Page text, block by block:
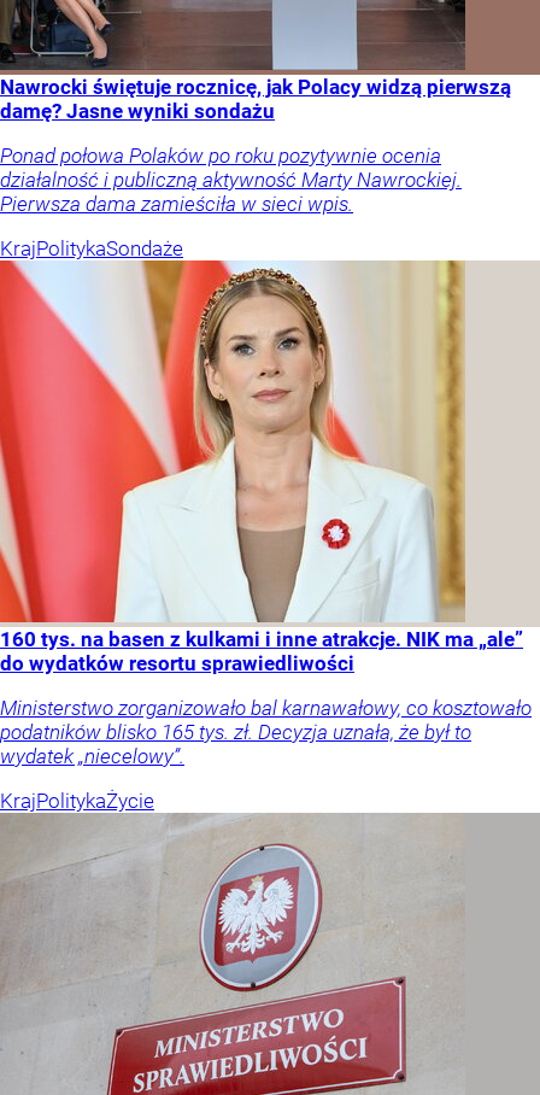
Nawrocki świętuje rocznicę, jak Polacy widzą pierwszą
damę? Jasne wyniki sondażu
Ponad połowa Polaków po roku pozytywnie ocenia
działalność i publiczną aktywność Marty Nawrockiej.
Pierwsza dama zamieściła w sieci wpis.
KrajPolitykaSondaże
160 tys. na basen z kulkami i inne atrakcje. NIK ma „ale”
do wydatków resortu sprawiedliwości
Ministerstwo zorganizowało bal karnawałowy, co kosztowało
podatników blisko 165 tys. zł. Decyzja uznała, że był to
wydatek „niecelowy”.
KrajPolitykaŻycie